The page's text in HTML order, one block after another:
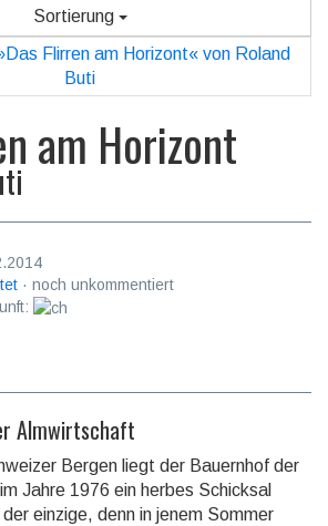
Sortierung
am Horizont
· noch unkommentiert
Almwirtschaft
Bergen liegt der Bauernhof der
Jahre 1976 ein herbes Schicksal
einzige, denn in je­nem Sommer